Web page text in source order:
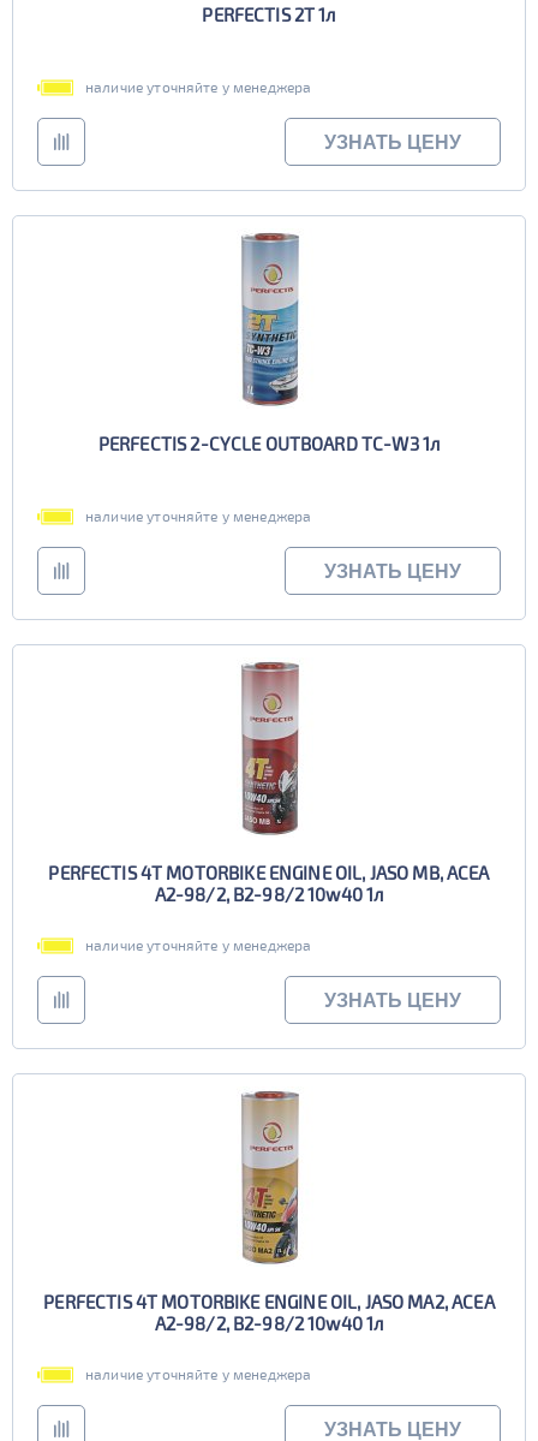
PERFECTIS 2T 1л
наличие уточняйте у менеджера
УЗНАТЬ ЦЕНУ
PERFECTIS 2-CYCLE OUTBOARD TC-W3 1л
наличие уточняйте у менеджера
УЗНАТЬ ЦЕНУ
PERFECTIS 4T MOTORBIKE ENGINE OIL, JASO MB, ACEA
A2-98/2, B2-98/2 10w40 1л
наличие уточняйте у менеджера
УЗНАТЬ ЦЕНУ
PERFECTIS 4T MOTORBIKE ENGINE OIL, JASO MA2, ACEA
A2-98/2, B2-98/2 10w40 1л
наличие уточняйте у менеджера
УЗНАТЬ ЦЕНУ